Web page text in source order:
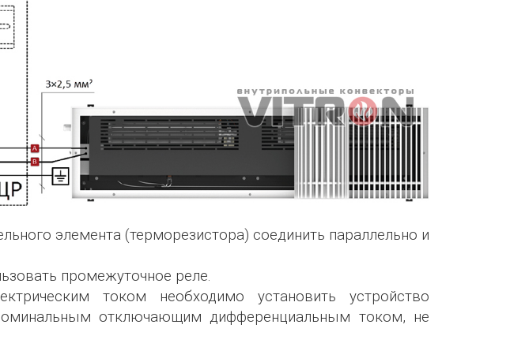
элемента (терморезистора) соединить параллельно и
промежуточное реле.
током необходимо установить устройство
отключающим дифференциальным током, не